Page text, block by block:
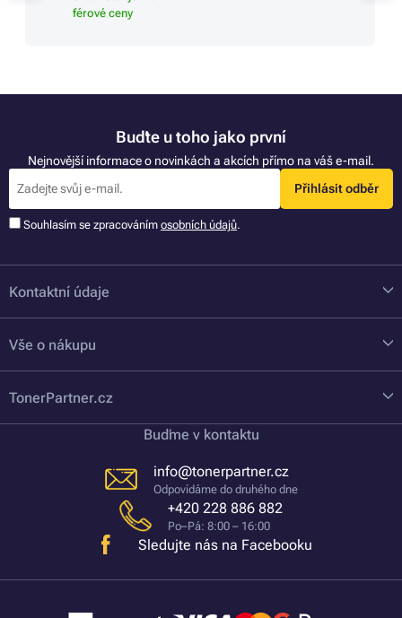
férové ceny
Buďte u toho jako první
Nejnovější informace o novinkách a akcích přímo na váš e-mail.
Přihlásit odběr
Souhlasím se zpracováním osobních údajů.
Kontaktní údaje
Vše o nákupu
TonerPartner.cz
Buďme v kontaktu
info@tonerpartner.cz
Odpovídáme do druhého dne
+420 228 886 882
Po–Pá: 8:00 – 16:00
Sledujte nás na Facebooku